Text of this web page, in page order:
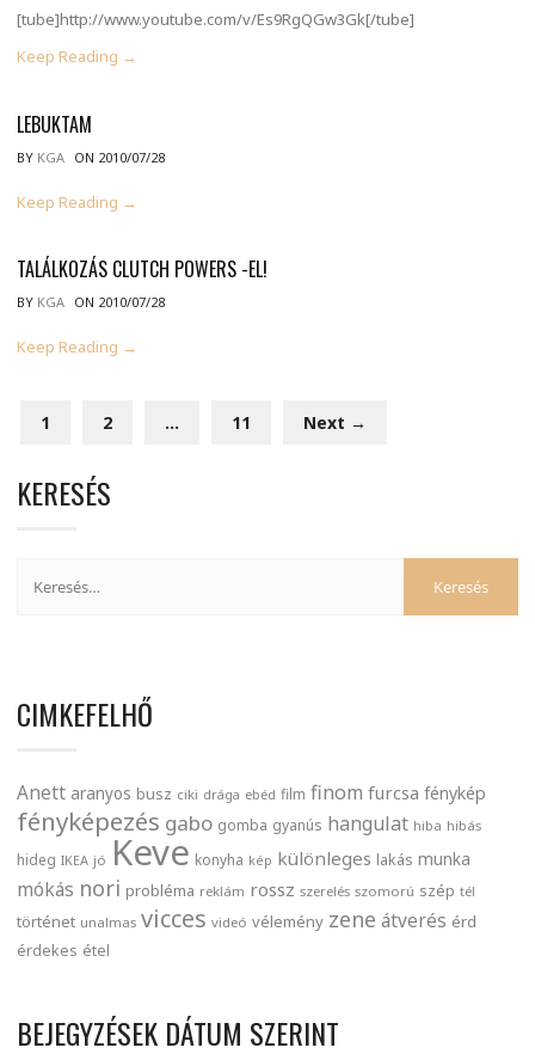
[tube]http://www.youtube.com/v/Es9RgQGw3Gk[/tube]
Keep Reading →
LEBUKTAM
BY KGA ON 2010/07/28
Keep Reading →
TALÁLKOZÁS CLUTCH POWERS -EL!
BY KGA ON 2010/07/28
Keep Reading →
1 2 … 11 Next →
KERESÉS
CIMKEFELHŐ
Anett aranyos busz ciki drága ebéd film finom furcsa fénykép
fényképezés gabo gomba gyanús hangulat hiba hibás
hideg IKEA jó Keve konyha kép különleges lakás munka
mókás nori probléma reklám rossz szerelés szomorú szép tél
történet unalmas vicces videó vélemény zene átverés érd
érdekes étel
BEJEGYZÉSEK DÁTUM SZERINT